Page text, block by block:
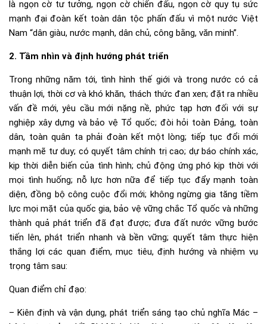
là ngọn cờ tư tưởng, ngọn cờ chiến đấu, ngọn cờ quy tụ sức
mạnh đại đoàn kết toàn dân tộc phấn đấu vì một nước Việt
Nam “dân giàu, nước mạnh, dân chủ, công bằng, văn minh”.
2. Tầm nhìn và định hướng phát triển
Trong những năm tới, tình hình thế giới và trong nước có cả
thuận lợi, thời cơ và khó khăn, thách thức đan xen; đặt ra nhiều
vấn đề mới, yêu cầu mới nặng nề, phức tạp hơn đối với sự
nghiệp xây dựng và bảo vệ Tổ quốc; đòi hỏi toàn Đảng, toàn
dân, toàn quân ta phải đoàn kết một lòng; tiếp tục đổi mới
mạnh mẽ tư duy; có quyết tâm chính trị cao; dự báo chính xác,
kịp thời diễn biến của tình hình; chủ động ứng phó kịp thời với
mọi tình huống; nỗ lực hơn nữa để tiếp tục đẩy mạnh toàn
diện, đồng bộ công cuộc đổi mới; không ngừng gia tăng tiềm
lực mọi mặt của quốc gia, bảo vệ vững chắc Tổ quốc và những
thành quả phát triển đã đạt được; đưa đất nước vững bước
tiến lên, phát triển nhanh và bền vững; quyết tâm thực hiện
thắng lợi các quan điểm, mục tiêu, định hướng và nhiệm vụ
trọng tâm sau:
Quan điểm chỉ đạo:
– Kiên định và vận dụng, phát triển sáng tạo chủ nghĩa Mác –